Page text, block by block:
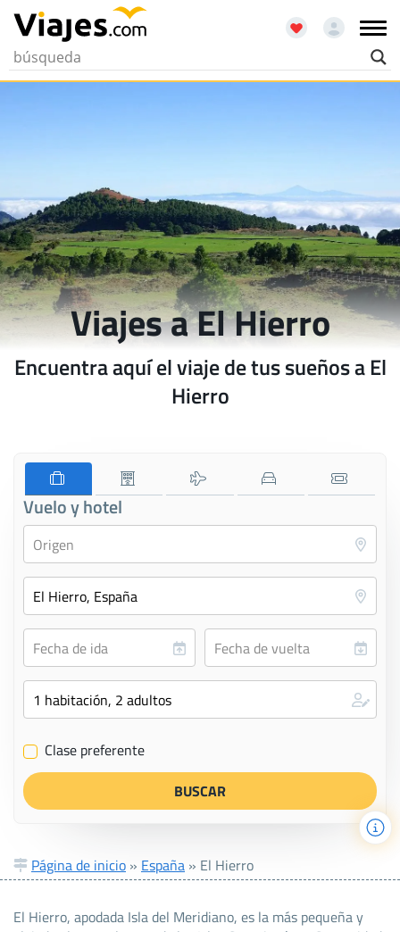
Viajes a El Hierro
Encuentra aquí el viaje de tus sueños a El
Hierro
Vuelo y hotel
✔ Clase preferente
Página de inicio » España » El Hierro
El Hierro, apodada Isla del Meridiano, es la más pequeña y